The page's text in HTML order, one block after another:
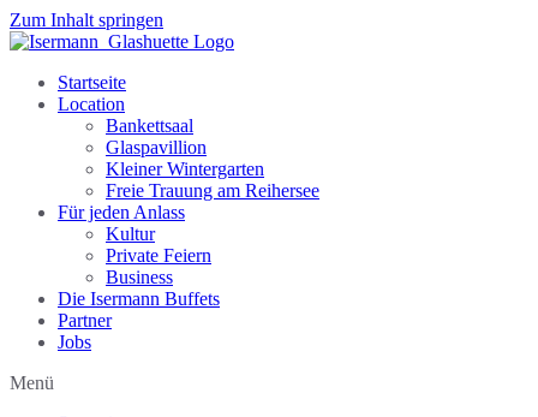
Zum Inhalt springen
Startseite
Location
Bankettsaal
Glaspavillion
Kleiner Wintergarten
Freie Trauung am Reihersee
Für jeden Anlass
Kultur
Private Feiern
Business
Die Isermann Buffets
Partner
Jobs
Menü